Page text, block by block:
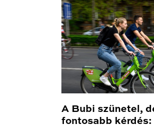
A Bubi szünetel,
fontosabb